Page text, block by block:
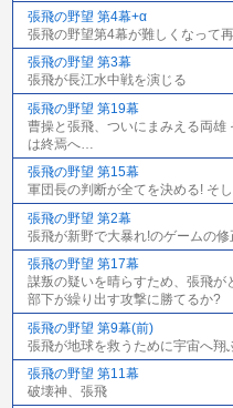
張飛の野望 第4幕+α
張飛の野望第4幕が難しくなって
張飛の野望 第3幕
張飛が長江水中戦を演じる
張飛の野望 第19幕
曹操と張飛、ついにまみえる両
は終焉へ…
張飛の野望 第15幕
軍団長の判断が全てを決める! そ
張飛の野望 第2幕
張飛が新野で大暴れ!のゲームの修
張飛の野望 第17幕
謀叛の疑いを晴らすため、張飛
部下が繰り出す攻撃に勝てるか?
張飛の野望 第9幕(前)
張飛が地球を救うために宇宙へ翔
張飛の野望 第11幕
破壊神、張飛